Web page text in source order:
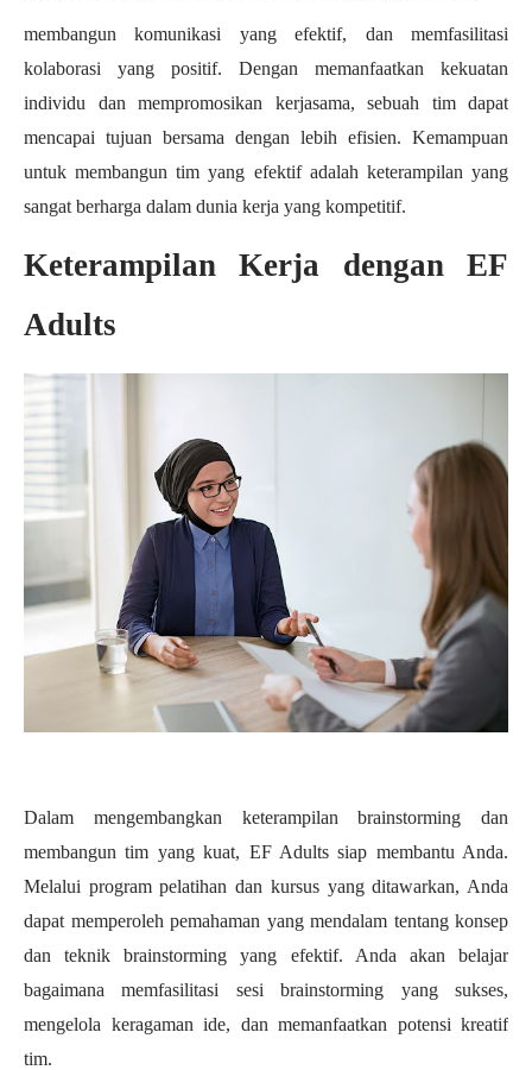
membangun komunikasi yang efektif, dan memfasilitasi
kolaborasi yang positif. Dengan memanfaatkan kekuatan
individu dan mempromosikan kerjasama, sebuah tim dapat
mencapai tujuan bersama dengan lebih efisien. Kemampuan
untuk membangun tim yang efektif adalah keterampilan yang
sangat berharga dalam dunia kerja yang kompetitif.
Keterampilan Kerja dengan EF
Adults
Dalam mengembangkan keterampilan brainstorming dan
membangun tim yang kuat, EF Adults siap membantu Anda.
Melalui program pelatihan dan kursus yang ditawarkan, Anda
dapat memperoleh pemahaman yang mendalam tentang konsep
dan teknik brainstorming yang efektif. Anda akan belajar
bagaimana memfasilitasi sesi brainstorming yang sukses,
mengelola keragaman ide, dan memanfaatkan potensi kreatif
tim.